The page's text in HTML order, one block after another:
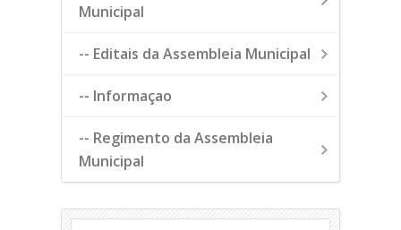
Municipal
-- Editais da Assembleia Municipal
-- Informaçao
-- Regimento da Assembleia
Municipal